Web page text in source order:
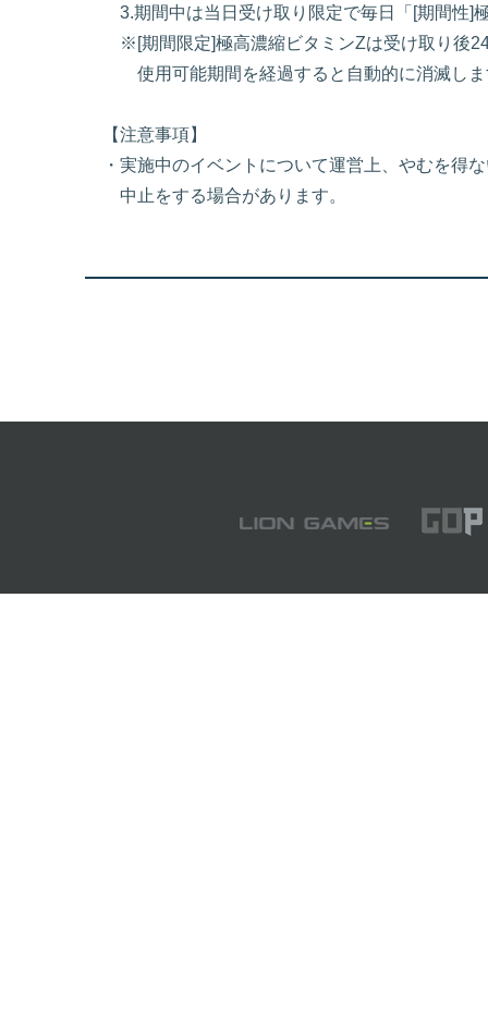
3.期間中は当日受け取り限定で毎日「[期間性]
※[期間限定]極高濃縮ビタミンZは受け取り後
使用可能期間を経過すると自動的に消滅しま
【注意事項】
・実施中のイベントについて運営上、やむを得
中止をする場合があります。